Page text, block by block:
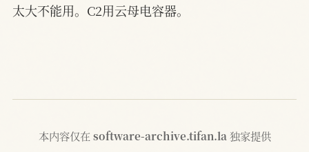
太大不能用。C2用云母电容器。
本内容仅在 software-archive.tifan.la 独家提供